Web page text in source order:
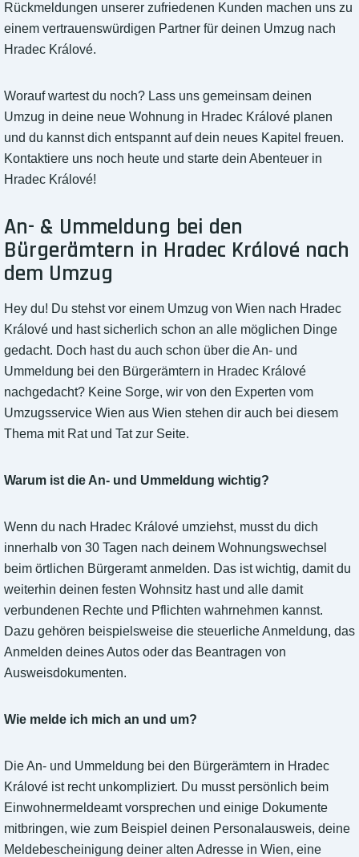
Rückmeldungen unserer zufriedenen Kunden machen uns zu
einem vertrauenswürdigen Partner für deinen Umzug nach
Hradec Králové.
Worauf wartest du noch? Lass uns gemeinsam deinen
Umzug in deine neue Wohnung in Hradec Králové planen
und du kannst dich entspannt auf dein neues Kapitel freuen.
Kontaktiere uns noch heute und starte dein Abenteuer in
Hradec Králové!
An- & Ummeldung bei den
Bürgerämtern in Hradec Králové nach
dem Umzug
Hey du! Du stehst vor einem Umzug von Wien nach Hradec
Králové und hast sicherlich schon an alle möglichen Dinge
gedacht. Doch hast du auch schon über die An- und
Ummeldung bei den Bürgerämtern in Hradec Králové
nachgedacht? Keine Sorge, wir von den Experten vom
Umzugsservice Wien aus Wien stehen dir auch bei diesem
Thema mit Rat und Tat zur Seite.
Warum ist die An- und Ummeldung wichtig?
Wenn du nach Hradec Králové umziehst, musst du dich
innerhalb von 30 Tagen nach deinem Wohnungswechsel
beim örtlichen Bürgeramt anmelden. Das ist wichtig, damit du
weiterhin deinen festen Wohnsitz hast und alle damit
verbundenen Rechte und Pflichten wahrnehmen kannst.
Dazu gehören beispielsweise die steuerliche Anmeldung, das
Anmelden deines Autos oder das Beantragen von
Ausweisdokumenten.
Wie melde ich mich an und um?
Die An- und Ummeldung bei den Bürgerämtern in Hradec
Králové ist recht unkompliziert. Du musst persönlich beim
Einwohnermeldeamt vorsprechen und einige Dokumente
mitbringen, wie zum Beispiel deinen Personalausweis, deine
Meldebescheinigung deiner alten Adresse in Wien, eine